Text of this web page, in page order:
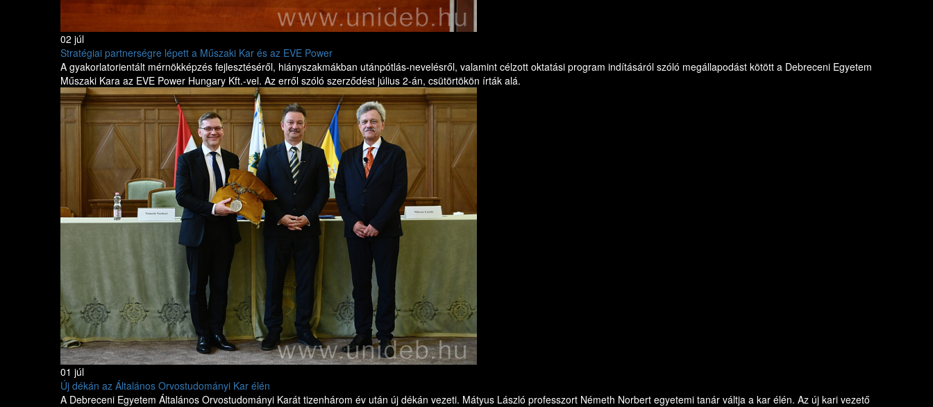
02 júl
Stratégiai partnerségre lépett a Műszaki Kar és az EVE Power
A gyakorlatorientált mérnökképzés fejlesztéséről, hiányszakmákban utánpótlás-nevelésről, valamint célzott oktatási program indításáról szóló megállapodást kötött a Debreceni Egyetem
Műszaki Kara az EVE Power Hungary Kft.-vel. Az erről szóló szerződést július 2-án, csütörtökön írták alá.
01 júl
Új dékán az Általános Orvostudományi Kar élén
A Debreceni Egyetem Általános Orvostudományi Karát tizenhárom év után új dékán vezeti. Mátyus László professzort Németh Norbert egyetemi tanár váltja a kar élén. Az új kari vezető